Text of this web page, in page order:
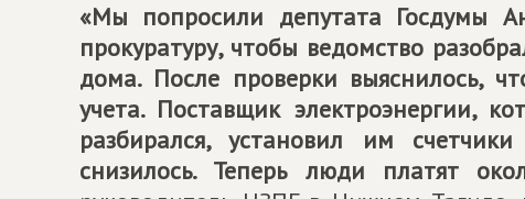
«Мы попросили депутата Госдумы
прокуратуру, чтобы ведомство
дома. После проверки выяснилось,
учета. Поставщик электроэнергии,
разбирался, установил им
снизилось. Теперь люди платят